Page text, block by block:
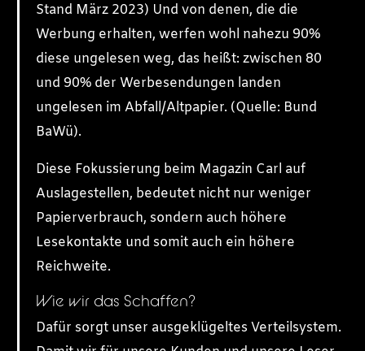
Stand März 2023) Und von denen, die die
Werbung erhalten, werfen wohl nahezu 90%
diese ungelesen weg, das heißt: zwischen 80
und 90% der Werbesendungen landen
ungelesen im Abfall/Altpapier. (Quelle: Bund
BaWü).
Diese Fokussierung beim Magazin Carl auf
Auslagestellen, bedeutet nicht nur weniger
Papierverbrauch, sondern auch höhere
Lesekontakte und somit auch ein höhere
Reichweite.
Wie wir das Schaffen?
Dafür sorgt unser ausgeklügeltes Verteilsystem.